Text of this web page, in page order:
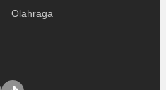
Olahraga